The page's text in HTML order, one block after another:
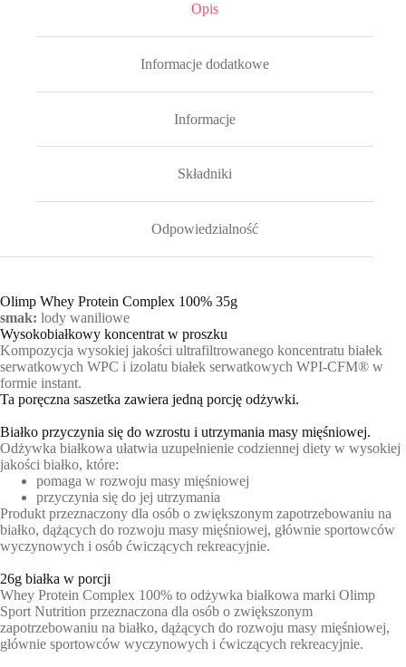
Opis
Informacje dodatkowe
Informacje
Składniki
Odpowiedzialność
Olimp Whey Protein Complex 100% 35g
smak: lody waniliowe
Wysokobiałkowy koncentrat w proszku
Kompozycja wysokiej jakości ultrafiltrowanego koncentratu białek
serwatkowych WPC i izolatu białek serwatkowych WPI-CFM® w
formie instant.
Ta poręczna saszetka zawiera jedną porcję odżywki.
Białko przyczynia się do wzrostu i utrzymania masy mięśniowej.
Odżywka białkowa ułatwia uzupełnienie codziennej diety w wysokiej
jakości białko, które:
pomaga w rozwoju masy mięśniowej
przyczynia się do jej utrzymania
Produkt przeznaczony dla osób o zwiększonym zapotrzebowaniu na
białko, dążących do rozwoju masy mięśniowej, głównie sportowców
wyczynowych i osób ćwiczących rekreacyjnie.
26g białka w porcji
Whey Protein Complex 100% to odżywka białkowa marki Olimp
Sport Nutrition przeznaczona dla osób o zwiększonym
zapotrzebowaniu na białko, dążących do rozwoju masy mięśniowej,
głównie sportowców wyczynowych i ćwiczących rekreacyjnie.